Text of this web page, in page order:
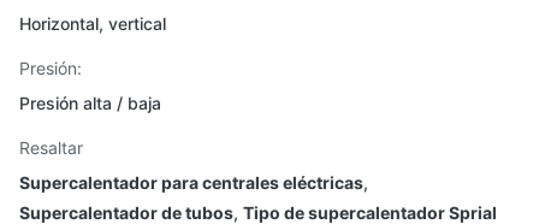
Horizontal, vertical
Presión:
Presión alta / baja
Resaltar
Supercalentador para centrales eléctricas,
Supercalentador de tubos, Tipo de supercalentador Sprial